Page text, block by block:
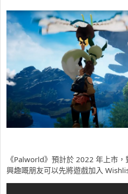
《Palworld》預計於 2022 年上市
興趣嘅朋友可以先將遊戲加入